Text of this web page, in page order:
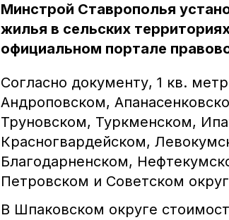
Минстрой Ставрополья
жилья в сельских
официальном портале
Согласно документу, 1 кв.
Андроповском,
Труновском, Туркменском,
Красногвардейском,
Благодарненском,
Петровском и Советском
В Шпаковском округе